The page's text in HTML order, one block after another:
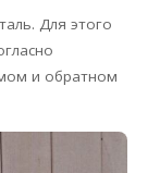
Для этого
и обратном